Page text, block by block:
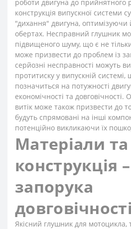
роботи двигуна до прийнятного
конструкція випускної системи
"дихання" двигуна, оптимізуючи
обертах. Несправний глушник
підвищеного шуму, що є не
може призвести до проблем із
серйозні несправності можуть
протитиску у випускній
позначиться на потужності
економічності та довговічності.
витік може також призвести до
будуть спрямовані на інші
потенційно викликаючи їх
Матеріали та
конструкція –
запорука
довговічності
Якісний глушник для мотоцикла,